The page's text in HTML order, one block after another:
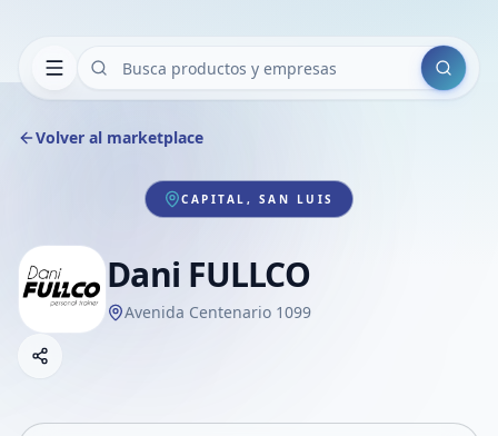
Buscar
Volver al marketplace
CAPITAL, SAN LUIS
Dani FULLCO
Avenida Centenario 1099
Compartir empresa